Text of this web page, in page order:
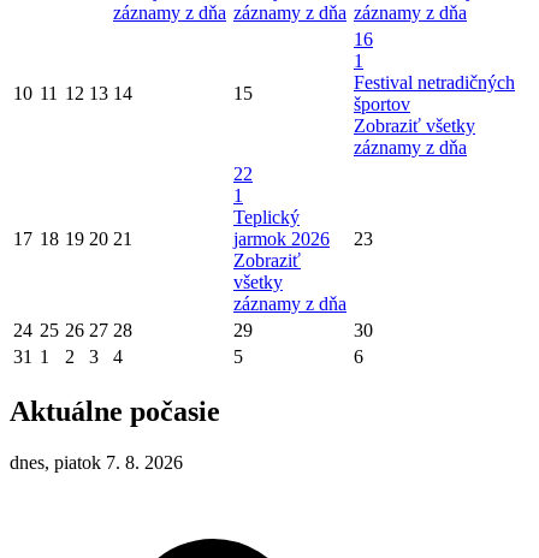
záznamy z dňa záznamy z dňa záznamy z dňa
10 11 12 13 14 15
16
1
Festival netradičných
športov
Zobraziť všetky
záznamy z dňa
17 18 19 20 21
22
1
Teplický
jarmok 2026
Zobraziť
všetky
záznamy z dňa
23
24 25 26 27 28 29
30
31 1 2 3 4 5 6
Aktuálne počasie
dnes, piatok 7. 8. 2026